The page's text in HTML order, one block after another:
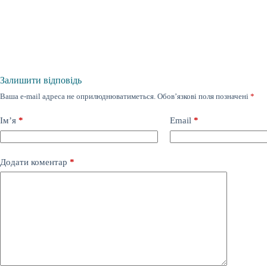
Залишити відповідь
Ваша e-mail адреса не оприлюднюватиметься. Обов’язкові поля позначені *
Ім’я * Email *
Додати коментар *